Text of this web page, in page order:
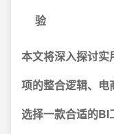
验
本文将深入探讨实
项的整合逻辑、电
选择一款合适的BI